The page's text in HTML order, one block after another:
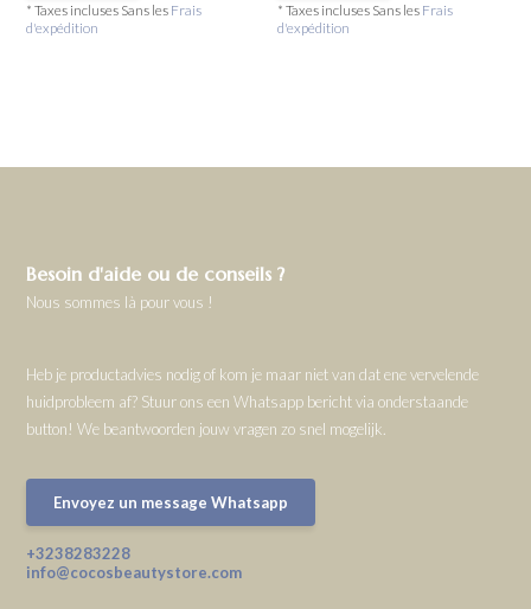
* Taxes incluses Sans les Frais
d'expédition
* Taxes incluses Sans les Frais
d'expédition
Besoin d'aide ou de conseils ?
Nous sommes là pour vous !
Heb je productadvies nodig of kom je maar niet van dat ene vervelende
huidprobleem af? Stuur ons een Whatsapp bericht via onderstaande
button! We beantwoorden jouw vragen zo snel mogelijk.
Envoyez un message Whatsapp
+3238283228
info@cocosbeautystore.com